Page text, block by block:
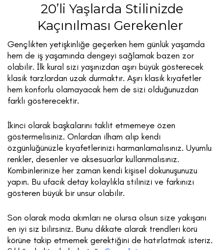
20’li Yaşlarda Stilinizde
Kaçınılması Gerekenler
Gençlikten yetişkinliğe geçerken hem günlük yaşamda
hem de iş yaşamında dengeyi sağlamak bazen zor
olabilir. İlk kural sizi yaşınızdan aşırı büyük gösterecek
klasik tarzlardan uzak durmaktır. Aşırı klasik kıyafetler
hem konforlu olamayacak hem de sizi olduğunuzdan
farklı gösterecektir.
İkinci olarak başkalarını taklit etmemeye özen
göstermelisiniz. Onlardan ilham alıp kendi
özgünlüğünüzle kıyafetlerinizi harmanlamalısınız. Uyumlu
renkler, desenler ve aksesuarlar kullanmalısınız.
Kombinlerinize her zaman kendi kişisel dokunuşunuzu
yapın. Bu ufacık detay kolaylıkla stilinizi ve farkınızı
gösteren büyük bir unsur olabilir.
Son olarak moda akımları ne olursa olsun size yakışanı
en iyi siz bilirsiniz. Bunu dikkate alarak trendleri körü
körüne takip etmemek gerektiğini de hatırlatmak isteriz.